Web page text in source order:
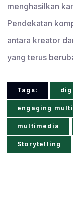
menghasilkan
Pendekatan
antara kreator
yang terus
Tags:
engaging
multimedia
Storytelling